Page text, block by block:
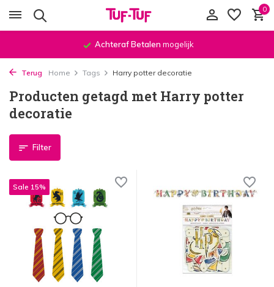
0
Achteraf Betalen mogelijk
Terug Home Tags Harry potter decoratie
Producten getagd met Harry potter
decoratie
Filter
Sale 15%